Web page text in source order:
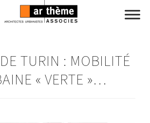
TURIN : MOBILITÉ
« VERTE »…